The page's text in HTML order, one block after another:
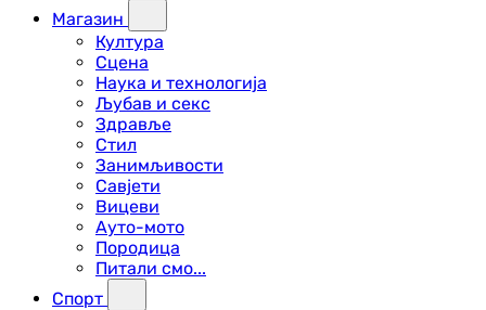
Магазин
Култура
Сцена
Наука и технологија
Љубав и секс
Здравље
Стил
Занимљивости
Савјети
Вицеви
Ауто-мото
Породица
Питали смо...
Спорт